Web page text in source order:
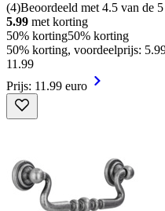
(4)Beoordeeld met 4.5 van de
5.99 met korting
50% korting50% korting
50% korting, voordeelprijs:
11 .99
Prijs: 11.99 euro